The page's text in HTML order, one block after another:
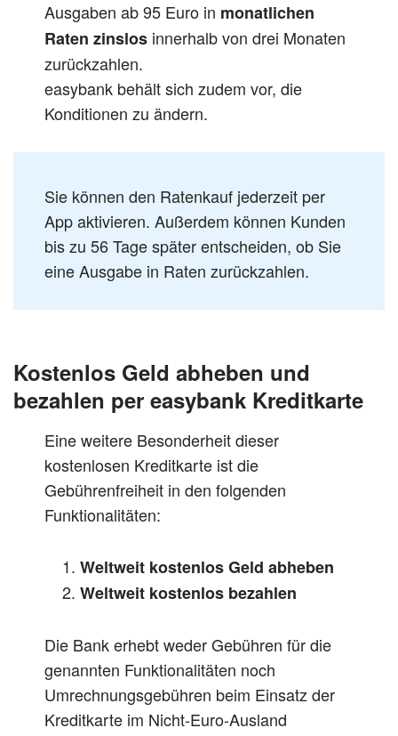
Ausgaben ab 95 Euro in monatlichen
Raten zinslos innerhalb von drei Monaten
zurückzahlen.
easybank behält sich zudem vor, die
Konditionen zu ändern.
Sie können den Ratenkauf jederzeit per
App aktivieren. Außerdem können Kunden
bis zu 56 Tage später entscheiden, ob Sie
eine Ausgabe in Raten zurückzahlen.
Kostenlos Geld abheben und
bezahlen per easybank Kreditkarte
Eine weitere Besonderheit dieser
kostenlosen Kreditkarte ist die
Gebührenfreiheit in den folgenden
Funktionalitäten:
Weltweit kostenlos Geld abheben
Weltweit kostenlos bezahlen
Die Bank erhebt weder Gebühren für die
genannten Funktionalitäten noch
Umrechnungsgebühren beim Einsatz der
Kreditkarte im Nicht-Euro-Ausland